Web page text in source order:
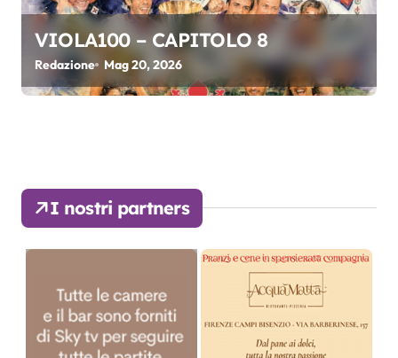
VIOLA100 – CAPITOLO 8
Redazione Mag 20, 2026
I nostri partners